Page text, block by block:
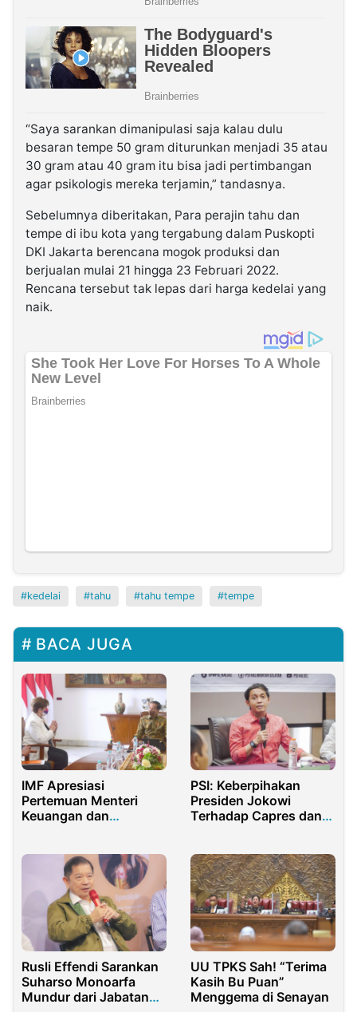
“Saya sarankan dimanipulasi saja kalau dulu
besaran tempe 50 gram diturunkan menjadi 35 atau
30 gram atau 40 gram itu bisa jadi pertimbangan
agar psikologis mereka terjamin,” tandasnya.
Sebelumnya diberitakan, Para perajin tahu dan
tempe di ibu kota yang tergabung dalam Puskopti
DKI Jakarta berencana mogok produksi dan
berjualan mulai 21 hingga 23 Februari 2022.
Rencana tersebut tak lepas dari harga kedelai yang
naik.
kedelai tahu tahu tempe tempe
BACA JUGA
IMF Apresiasi
Pertemuan Menteri
Keuangan dan
PSI: Keberpihakan
Presiden Jokowi
Terhadap Capres dan
Rusli Effendi Sarankan
Suharso Monoarfa
Mundur dari Jabatan
UU TPKS Sah! “Terima
Kasih Bu Puan”
Menggema di Senayan